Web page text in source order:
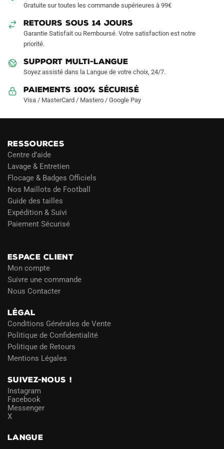
la
page
produit
Gratuite sur toutes les commande supérieures à 99€
RETOURS SOUS 14 JOURS
Garantie Satisfait ou Remboursé. Votre satisfaction est notre
priorité.
SUPPORT MULTI-LANGUE
Soyez assisté dans la Langue de votre choix, 24/7.
Paiements 100% Sécurisé
Visa / MasterCard / Mastero / Google Pay
RESSOURCES
Centre d’aide
Lavage & Entretien
Flocage & Badges Officiels
Nos Maillots de Football
Guide des tailles
Expédition & Suivi
Paiement Sécurisé
ESPACE CLIENT
Mon compte
Suivre une commande
Nous Contacter
LÉGAL
Conditions Générales de Vente
Politique de Confidentialité
Politique de Retours
Mentions Légales
SUIVEZ-NOUS !
Instagram
Facebook
Messenger
X
LANGUE